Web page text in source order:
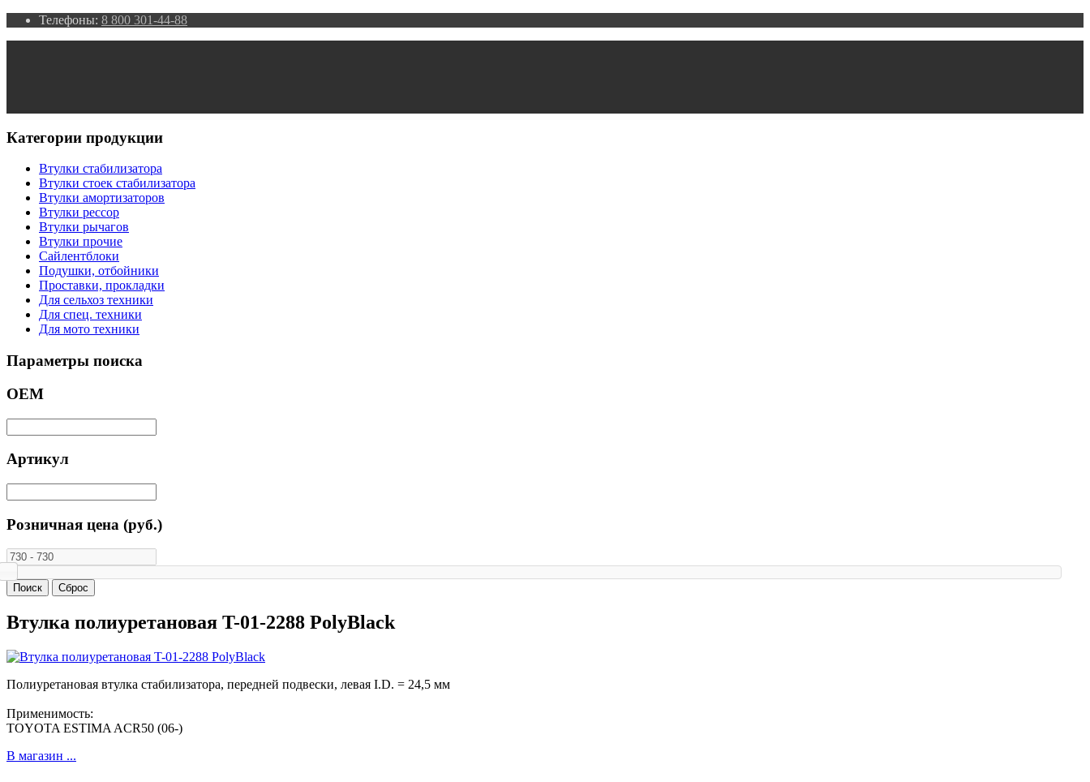
Телефоны: 8 800 301-44-88
Категории продукции
Втулки стабилизатора
Втулки стоек стабилизатора
Втулки амортизаторов
Втулки рессор
Втулки рычагов
Втулки прочие
Сайлентблоки
Подушки, отбойники
Проставки, прокладки
Для сельхоз техники
Для спец. техники
Для мото техники
Параметры поиска
ОЕМ
Артикул
Розничная цена (руб.)
Втулка полиуретановая T-01-2288 PolyBlack
Полиуретановая втулка стабилизатора, передней подвески, левая I.D. = 24,5 мм
Применимость:
TOYOTA ESTIMA ACR50 (06-)
В магазин ...